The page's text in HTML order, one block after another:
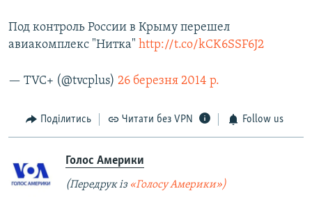
Под контроль России в Крыму перешел
авиакомплекс "Нитка" http://t.co/kCK6SSF6J2
— TVC+ (@tvcplus) 26 березня 2014 р.
Поділитись Читати без VPN Follow us
Голос Америки
(Передрук із «Голосу Америки»)